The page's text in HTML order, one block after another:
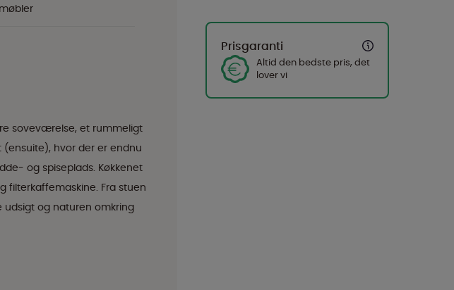
Prisgaranti
Altid den bedste pris, det
lover vi
soveværelse, et rummeligt
hvor der er endnu
og spiseplads. Køkkenet
filterkaffemaskine. Fra stuen
og naturen omkring